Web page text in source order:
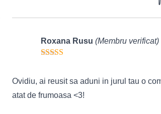
Roxana Rusu (Membru verificat)
Ovidiu, ai reusit sa aduni in jurul tau o
atat de frumoasa <3!